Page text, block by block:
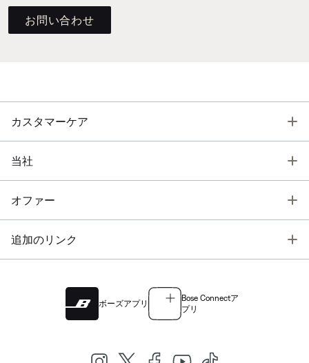
お問い合わせ
カスタマーケア
当社
オファー
追加のリンク
ボーズアプリ
Bose Connectア
プリ